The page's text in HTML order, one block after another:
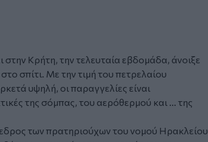
στην Κρήτη, την τελευταία εβδομάδα, άνοιξε
σπίτι. Με την τιμή του πετρελαίου
υψηλή, οι παραγγελίες είναι
της σόμπας, του αερόθερμού και ... της
των πρατηριούχων του νομού Ηρακλείου